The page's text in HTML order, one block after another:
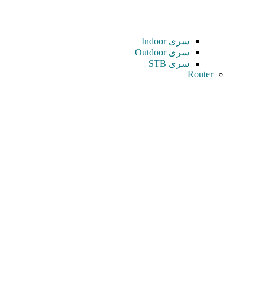
سری Indoor
سری Outdoor
سری STB
Router